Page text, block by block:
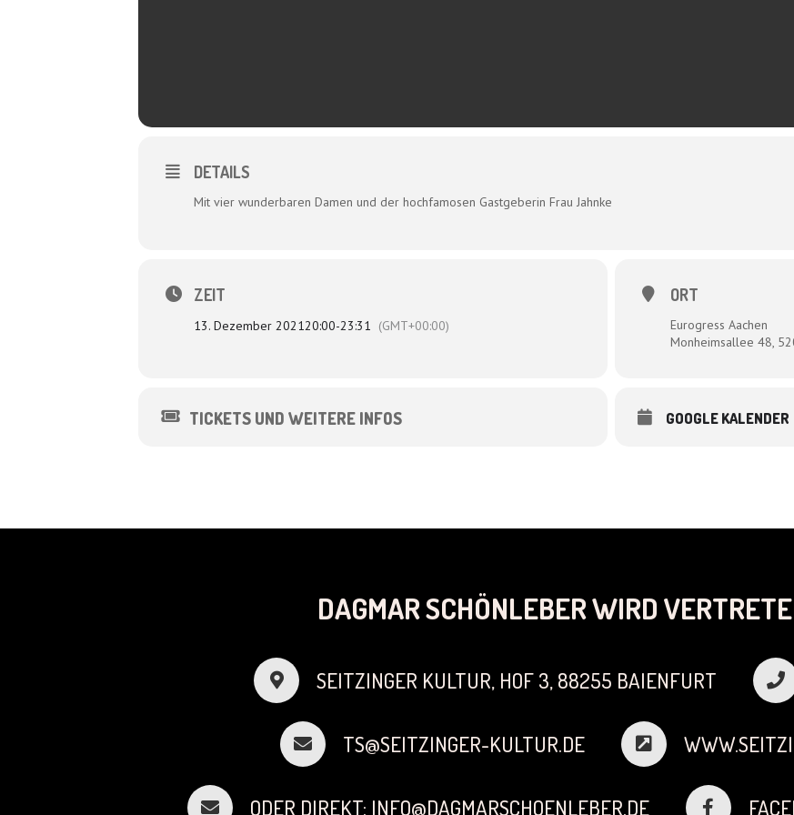
DETAILS
Mit vier wunderbaren Damen und der hochfamosen Gastgeberin Frau Jahnke
ZEIT
13. Dezember 202120:00-23:31 (GMT+00:00)
ORT
Eurogress Aachen
Monheimsallee 48,
TICKETS UND WEITERE INFOS GOOGLE KALENDER
DAGMAR SCHÖNLEBER WIRD
SEITZINGER KULTUR, HOF 3, 88255 BAIENFURT
TS@SEITZINGER-KULTUR.DE
ODER DIREKT: INFO@DAGMARSCHOENLEBER.DE